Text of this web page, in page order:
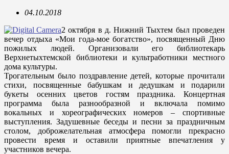
04.10.2018
2 октября в д. Нижний Тыхтем был проведен
вечер отдыха «Мои года-мое богатство», посвященный Дню
пожилых людей. Организовали его библиотекарь
Верхнетыхтемской библиотеки и культработники местного
дома культуры.
Трогательным было поздравление детей, которые прочитали
стихи, посвященные бабушкам и дедушкам и подарили
букеты осенних цветов гостям праздника. Концертная
программа была разнообразной и включала помимо
вокальных и хореографических номеров – спортивные
выступления. Задушевные беседы и песни за праздничным
столом, доброжелательная атмосфера помогли прекрасно
провести время и оставили приятные впечатления у
участников вечера.